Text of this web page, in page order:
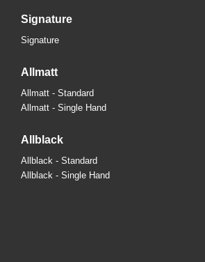
signature
Signature
allmatt
Allmatt - Standard
Allmatt - Single Hand
allblack
Allblack - Standard
Allblack - Single Hand